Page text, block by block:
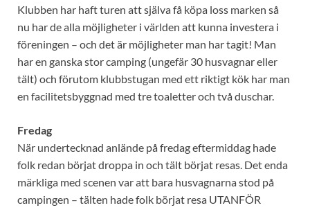
Klubben har haft turen att själva få köpa loss marken så
nu har de alla möjligheter i världen att kunna investera i
föreningen – och det är möjligheter man har tagit! Man
har en ganska stor camping (ungefär 30 husvagnar eller
tält) och förutom klubbstugan med ett riktigt kök har man
en facilitetsbyggnad med tre toaletter och två duschar.
Fredag
När undertecknad anlände på fredag eftermiddag hade
folk redan börjat droppa in och tält börjat resas. Det enda
märkliga med scenen var att bara husvagnarna stod på
campingen – tälten hade folk börjat resa UTANFÖR